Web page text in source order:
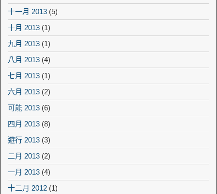
十一月 2013 (5)
十月 2013 (1)
九月 2013 (1)
八月 2013 (4)
七月 2013 (1)
六月 2013 (2)
可能 2013 (6)
四月 2013 (8)
遊行 2013 (3)
二月 2013 (2)
一月 2013 (4)
十二月 2012 (1)